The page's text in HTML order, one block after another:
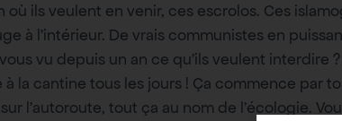
où ils veulent en venir, ces escrolos. Ces
à l’intérieur. De vrais communistes en
vu depuis un an ce qu’ils veulent interdire
la cantine tous les jours ! Ça commence par
l’autoroute, tout ça au nom de l’écologie.